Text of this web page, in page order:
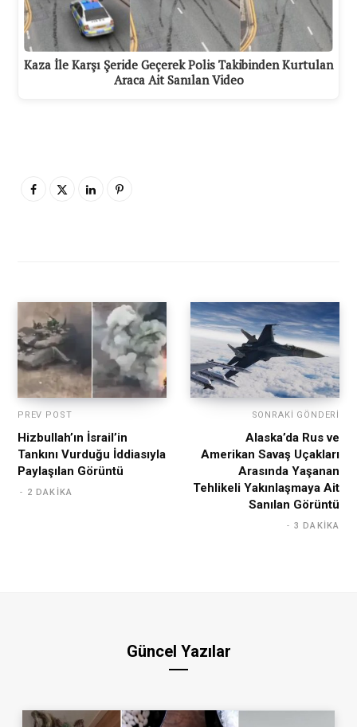
Kaza İle Karşı Şeride Geçerek Polis Takibinden Kurtulan
Araca Ait Sanılan Video
PREV POST
Hizbullah’ın İsrail’in
Tankını Vurduğu İddiasıyla
Paylaşılan Görüntü
2 DAKIKA
SONRAKI GÖNDERI
Alaska’da Rus ve
Amerikan Savaş Uçakları
Arasında Yaşanan
Tehlikeli Yakınlaşmaya Ait
Sanılan Görüntü
3 DAKIKA
Güncel Yazılar